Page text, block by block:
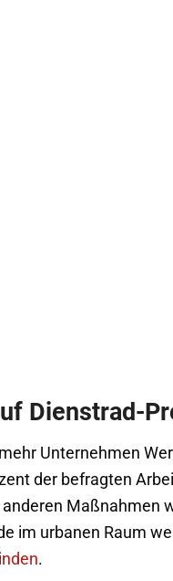
Dienstrad-
Unternehmen
der befragten
Maßnahmen
im urbanen Raum
.